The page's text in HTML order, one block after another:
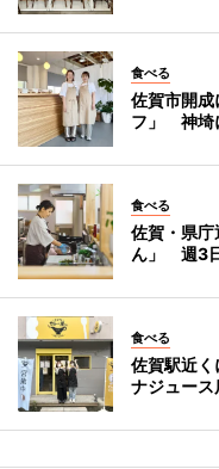
食べる
佐賀市開成
フ」 神埼
食べる
佐賀・県庁
ん」 週3
食べる
佐賀駅近
ナジュー